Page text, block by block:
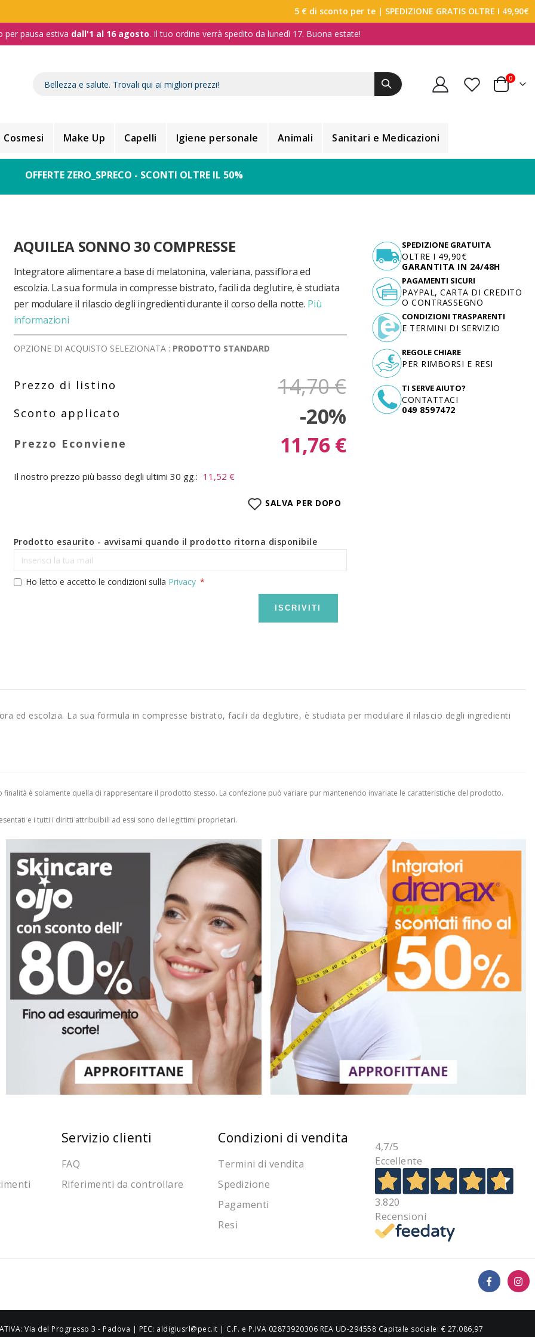
5 € di sconto per te | SPEDIZIONE GRATIS OLTRE I 49,90€
per pausa estiva dall'1 al 16 agosto. Il tuo ordine verrà spedito da lunedì 17. Buona estate!
Carrello
0
Cosmesi Make Up Capelli Igiene personale Animali Sanitari e Medicazioni
OFFERTE ZERO_SPRECO - SCONTI OLTRE IL 50%
AQUILEA SONNO 30 COMPRESSE
Integratore alimentare a base di melatonina, valeriana, passiflora ed
escolzia. La sua formula in compresse bistrato, facili da deglutire, è studiata
per modulare il rilascio degli ingredienti durante il corso della notte. Più
informazioni
OPZIONE DI ACQUISTO SELEZIONATA : PRODOTTO STANDARD
14,70 €
-20%
11,76 €
Il nostro prezzo più basso degli ultimi 30 gg.: 11,52 €
SALVA PER DOPO
Prodotto esaurito - avvisami quando il prodotto ritorna disponibile
Ho letto e accetto le condizioni sulla Privacy
ISCRIVITI
SPEDIZIONE GRATUITA
OLTRE I 49,90€
GARANTITA IN 24/48H
TI SERVE AIUTO?
CONTATTACI
049 8597472
PAGAMENTI SICURI
PAYPAL, CARTA DI CREDITO
O CONTRASSEGNO
CONDIZIONI TRASPARENTI
E TERMINI DI SERVIZIO
REGOLE CHIARE
PER RIMBORSI E RESI
ed escolzia. La sua formula in compresse bistrato, facili da deglutire, è studiata per modulare il rilascio degli ingredienti
è solamente quella di rappresentare il prodotto stesso. La confezione può variare pur mantenendo invariate le caratteristiche del prodotto.
e i tutti i diritti attribuibili ad essi sono dei legittimi proprietari.
Servizio clienti
FAQ
Riferimenti da controllare
Condizioni di vendita
Termini di vendita
Spedizione
Pagamenti
Resi
4,7/5
Eccellente
3.820
Recensioni
Via del Progresso 3 - Padova | PEC: aldigiusrl@pec.it | C.F. e P.IVA 02873920306 REA UD-294558 Capitale sociale: € 27.086,97